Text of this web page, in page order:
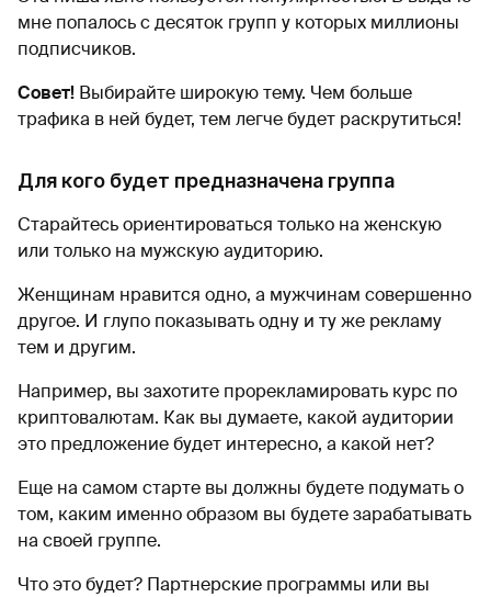
мне попалось с десяток групп у которых миллионы
подписчиков.
Совет! Выбирайте широкую тему. Чем больше
трафика в ней будет, тем легче будет раскрутиться!
Для кого будет предназначена группа
Старайтесь ориентироваться только на женскую
или только на мужскую аудиторию.
Женщинам нравится одно, а мужчинам совершенно
другое. И глупо показывать одну и ту же рекламу
тем и другим.
Например, вы захотите прорекламировать курс по
криптовалютам. Как вы думаете, какой аудитории
это предложение будет интересно, а какой нет?
Еще на самом старте вы должны будете подумать о
том, каким именно образом вы будете зарабатывать
на своей группе.
Что это будет? Партнерские программы или вы